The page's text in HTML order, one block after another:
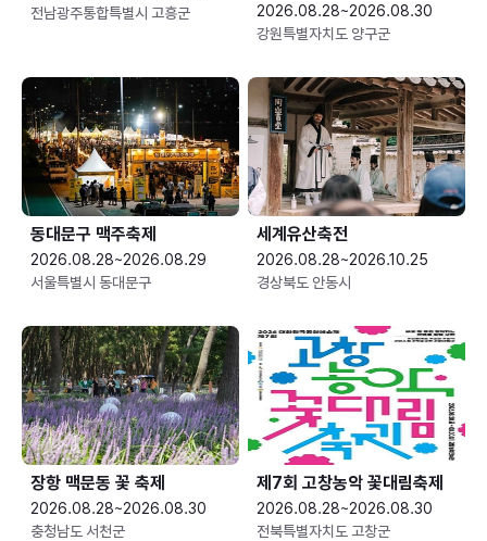
전남광주통합특별시 고흥군
2026.08.28~2026.08.30
강원특별자치도 양구군
동대문구 맥주축제
2026.08.28~2026.08.29
서울특별시 동대문구
세계유산축전
2026.08.28~2026.10.25
경상북도 안동시
장항 맥문동 꽃 축제
2026.08.28~2026.08.30
충청남도 서천군
제7회 고창농악 꽃대림축제
2026.08.28~2026.08.30
전북특별자치도 고창군